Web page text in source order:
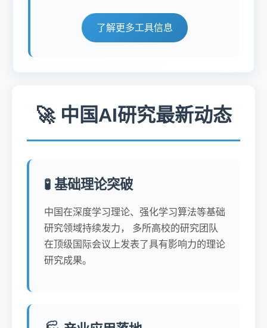
了解更多工具信息
🚀 中国AI研究最新动态
🧪 基础理论突破
中国在深度学习理论、强化学习算法等基础
研究领域持续发力， 多所高校的研究团队
在顶级国际会议上发表了具有影响力的理论
研究成果。